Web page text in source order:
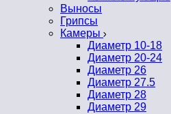
Выносы
Грипсы
Камеры
Диаметр 10-18
Диаметр 20-24
Диаметр 26
Диаметр 27.5
Диаметр 28
Диаметр 29